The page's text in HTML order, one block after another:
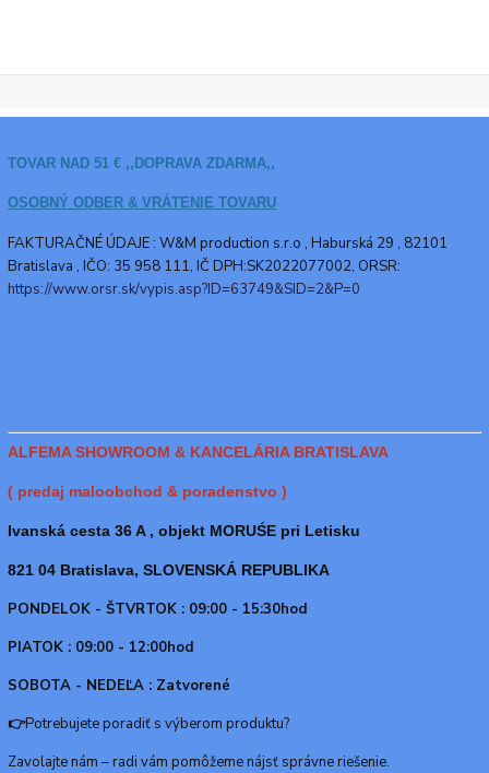
TOVAR NAD 51 € ,,DOPRAVA ZDARMA,,
OSOBNÝ ODBER & VRÁTENIE TOVARU
FAKTURAČNÉ ÚDAJE : W&M production s.r.o , Haburská 29 , 82101
Bratislava , IČO: 35 958 111, IČ DPH:SK2022077002, ORSR:
https://www.orsr.sk/vypis.asp?ID=63749&SID=2&P=0
ALFEMA SHOWROOM & KANCELÁRIA BRATISLAVA
( predaj maloobchod & poradenstvo )
Ivanská cesta 36 A , objekt MORUŚE pri Letisku
821 04 Bratislava, SLOVENSKÁ REPUBLIKA
PONDELOK - ŠTVRTOK : 09:00 - 15:30hod
PIATOK : 09:00 - 12:00hod
SOBOTA - NEDEĽA : Zatvorené
👉Potrebujete poradiť s výberom produktu?
Zavolajte nám – radi vám pomôžeme nájsť správne riešenie.